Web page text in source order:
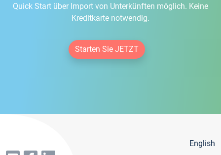
Quick Start über Import von Unterkünften möglich. Keine
Kreditkarte notwendig.
Starten Sie JETZT
English